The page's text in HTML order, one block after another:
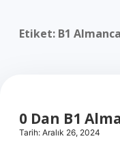
Etiket: B1
0 Dan B1
Tarih: Aralık 26, 2024